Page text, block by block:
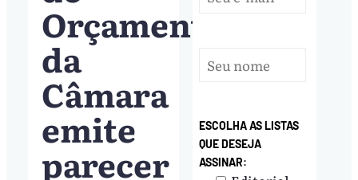
Orçamento
da
Câmara
emite
parecer
ESCOLHA AS LISTAS
QUE DESEJA
ASSINAR: